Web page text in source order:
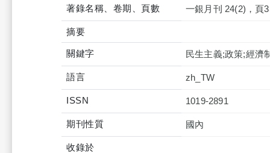
著錄名稱、卷期、頁數 一銀月刊 24(2)，頁
摘要
關鍵字 民生主義;政策;經濟
語言 zh_TW
ISSN 1019-2891
期刊性質 國內
收錄於